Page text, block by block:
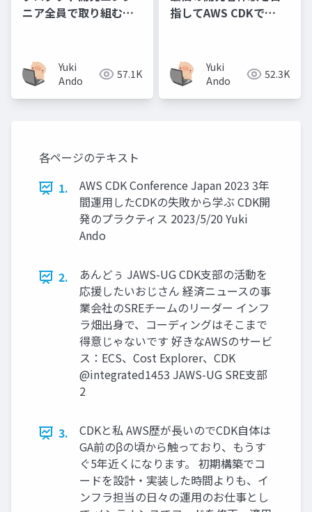
ニア全員で取り組むオ
Yuki
Ando
57.1K
指してAWS CDKで
Yuki
Ando
52.3K
各ページのテキスト
1.
AWS CDK Conference Japan 2023 3年
間運用したCDKの失敗から学ぶ CDK開
発のプラクティス 2023/5/20 Yuki
Ando
2.
あんどぅ JAWS-UG CDK支部の活動を
応援したいおじさん 経済ニュースの事
業会社のSREチームのリーダー インフ
ラ畑出身で、コーディングはそこまで
得意じゃないです 好きなAWSのサービ
ス：ECS、Cost Explorer、CDK
@integrated1453 JAWS-UG SRE支部
2
3.
CDKと私 AWS歴が長いのでCDK自体は
GA前のβの頃から触っており、もうす
ぐ5年近くになります。 初期構築でコ
ードを設計・実装した時間よりも、イ
ンフラ担当の日々の運用のお仕事とし